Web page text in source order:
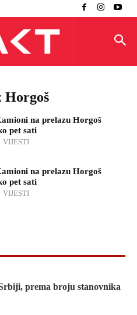
Horgoš
na prelazu Horgoš
pet sati
VIJESTI
na prelazu Horgoš
pet sati
VIJESTI
prema broju stanovnika